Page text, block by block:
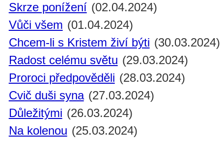
Skrze ponížení (02.04.2024)
Vůči všem (01.04.2024)
Chcem-li s Kristem živí býti (30.03.2024)
Radost celému světu (29.03.2024)
Proroci předpověděli (28.03.2024)
Cvič duši syna (27.03.2024)
Důležitými (26.03.2024)
Na kolenou (25.03.2024)